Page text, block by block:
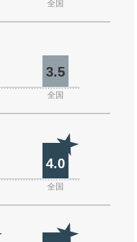
全国
3.5
全国
4.0
全国